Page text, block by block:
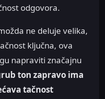
odgovora.
ne deluje velika,
ključna, ova
napraviti značajnu
ton zapravo ima
tačnost